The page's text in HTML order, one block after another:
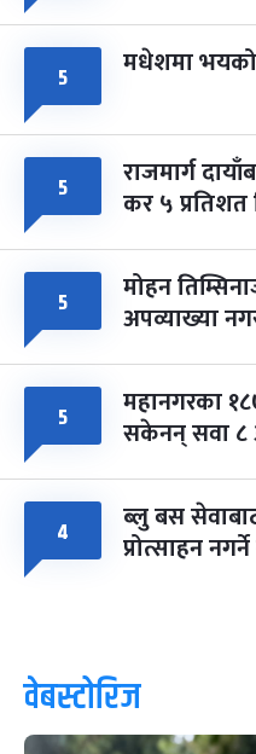
५ मधेशमा भयको
५ राजमार्ग
कर ५ प्रतिशत
५ मोहन
अपव्याख्या
५ महानगरका
सकेनन् सवा ८
४ ब्लु बस
प्रोत्साहन
वेबस्टोरिज